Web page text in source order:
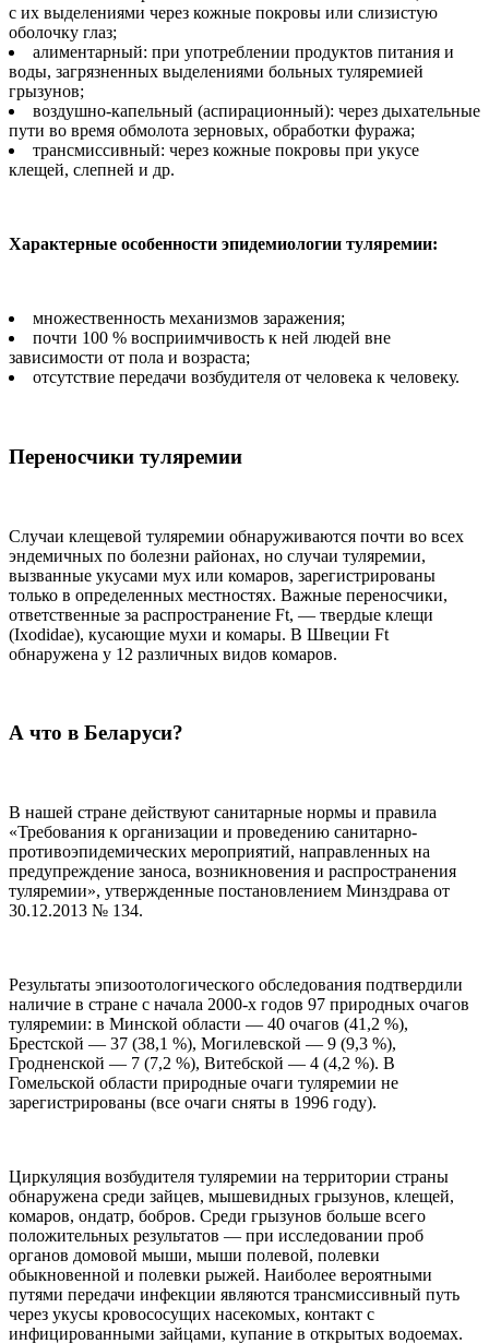
с их выделениями через кожные покровы или слизистую
оболочку глаз;
алиментарный: при употреблении продуктов питания и
воды, загрязненных выделениями больных туляремией
грызунов;
воздушно-капельный (аспирационный): через дыхательные
пути во время обмолота зерновых, обработки фуража;
трансмиссивный: через кожные покровы при укусе
клещей, слепней и др.
Характерные особенности эпидемиологии туляремии:
множественность механизмов заражения;
почти 100 % восприимчивость к ней людей вне
зависимости от пола и возраста;
отсутствие передачи возбудителя от человека к человеку.
Переносчики туляремии
Случаи клещевой туляремии обнаруживаются почти во всех
эндемичных по болезни районах, но случаи туляремии,
вызванные укусами мух или комаров, зарегистрированы
только в определенных местностях. Важные переносчики,
ответственные за распространение Ft, — твердые клещи
(Ixodidae), кусающие мухи и комары. В Швеции Ft
обнаружена у 12 различных видов комаров.
А что в Беларуси?
В нашей стране действуют санитарные нормы и правила
«Требования к организации и проведению санитарно-
противоэпидемических мероприятий, направленных на
предупреждение заноса, возникновения и распространения
туляремии», утвержденные постановлением Минздрава от
30.12.2013 № 134.
Результаты эпизоотологического обследования подтвердили
наличие в стране с начала 2000-х годов 97 природных очагов
туляремии: в Минской области — 40 очагов (41,2 %),
Брестской — 37 (38,1 %), Могилевской — 9 (9,3 %),
Гродненской — 7 (7,2 %), Витебской — 4 (4,2 %). В
Гомельской области природные очаги туляремии не
зарегистрированы (все очаги сняты в 1996 году).
Циркуляция возбудителя туляремии на территории страны
обнаружена среди зайцев, мышевидных грызунов, клещей,
комаров, ондатр, бобров. Среди грызунов больше всего
положительных результатов — при исследовании проб
органов домовой мыши, мыши полевой, полевки
обыкновенной и полевки рыжей. Наиболее вероятными
путями передачи инфекции являются трансмиссивный путь
через укусы кровососущих насекомых, контакт с
инфицированными зайцами, купание в открытых водоемах.